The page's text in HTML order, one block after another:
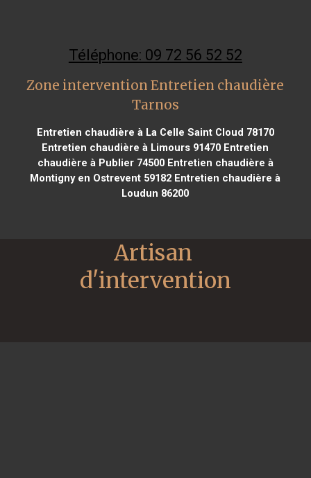
Téléphone: 09 72 56 52 52
Zone intervention Entretien chaudière
Tarnos
Entretien chaudière à La Celle Saint Cloud 78170
Entretien chaudière à Limours 91470 Entretien
chaudière à Publier 74500Entretien chaudière à
Montigny en Ostrevent 59182 Entretien chaudière à
Loudun 86200
Artisan
d'intervention